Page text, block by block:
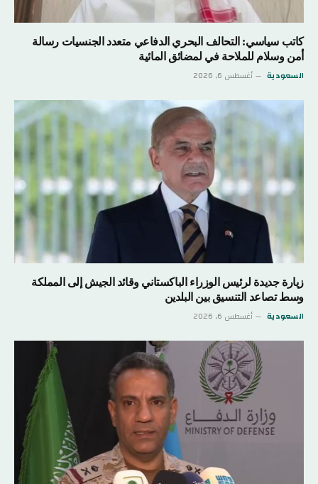
كاتب سياسي: التحالف البحري الدفاعي متعدد الجنسيات رسالة
أمن وسلام للملاحة في لمضائق المائية
السعودية أغسطس 6, 2026
زيارة جديدة لرئيس الوزراء الباكستاني وقائد الجيش إلى المملكة
وسط تصاعد التنسيق بين البلدين
السعودية أغسطس 6, 2026